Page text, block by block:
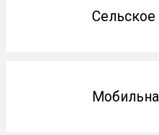
Сельское